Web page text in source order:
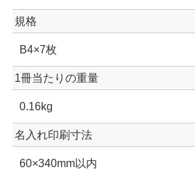
規格
B4×7枚
1冊当たりの重量
0.16kg
名入れ印刷寸法
60×340mm以内